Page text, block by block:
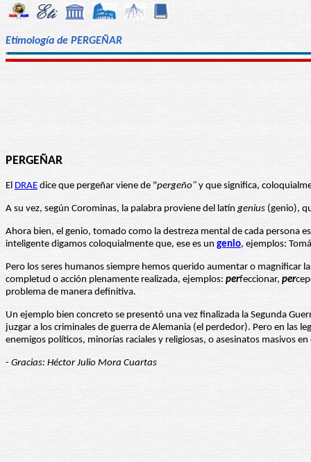
Etimología de PERGEÑAR
PERGEÑAR
El DRAE dice que pergeñar viene de "pergeño" y que significa,
A su vez, según Corominas, la palabra proviene del latíngenius (genio),
Ahora bien, el genio, tomado como la destreza mental de cada persona
inteligente digamos coloquialmente que, ese es un genio, ejemplos:
Pero los seres humanos siempre hemos querido aumentar o magnificar
completud o acción plenamente realizada, ejemplos: perfeccionar, per
problema de manera definitiva.
Un ejemplo bien concreto se presentó una vez finalizada la Segunda
juzgar a los criminales de guerra de Alemania (el perdedor). Pero en las
enemigos políticos, minorías raciales y religiosas, o asesinatos masivos
- Gracias: Héctor Julio Mora Cuartas